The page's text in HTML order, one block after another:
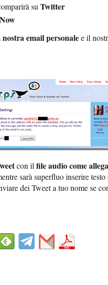
su Twitter
nostra email personalee il
con il file audio come
sarà superfluo inserire
dei Tweet a tuo nome se